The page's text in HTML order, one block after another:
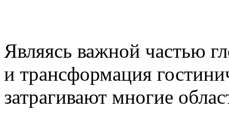
Являясь важной частью
и трансформация
затрагивают многие